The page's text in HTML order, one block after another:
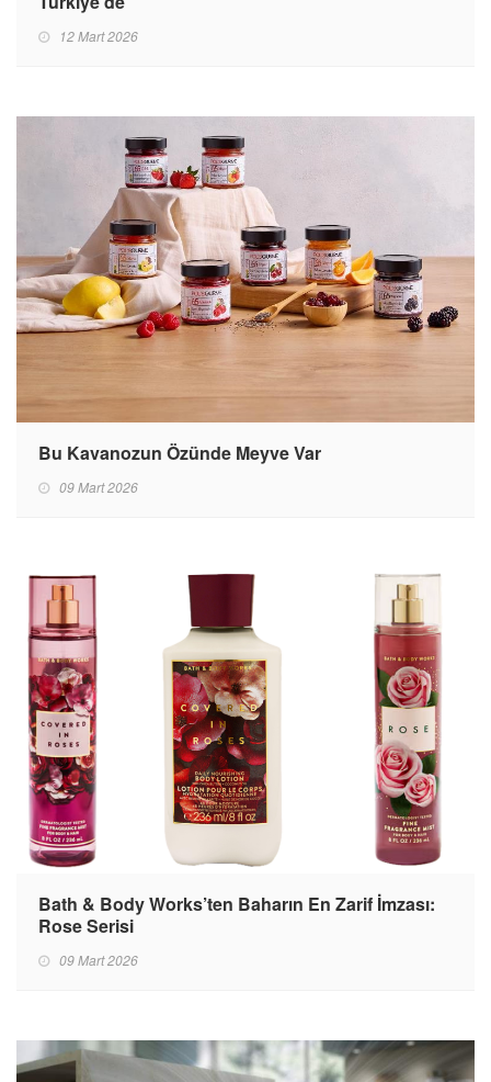
12 Mart 2026
Bu Kavanozun Özünde Meyve Var
09 Mart 2026
Bath & Body Works’ten Baharın En Zarif İmzası:
Rose Serisi
09 Mart 2026